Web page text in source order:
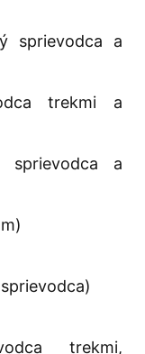
sprievodca a
trekmi a
sprievodca a
trekmi,